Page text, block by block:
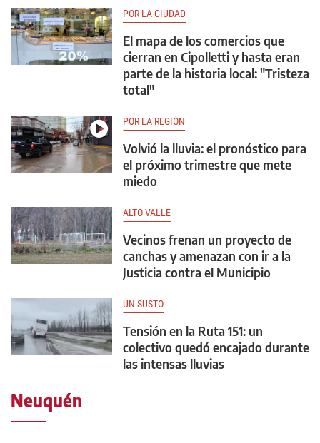
POR LA CIUDAD
El mapa de los comercios que
cierran en Cipolletti y hasta eran
parte de la historia local: "Tristeza
total"
POR LA REGIÓN
Volvió la lluvia: el pronóstico para
el próximo trimestre que mete
miedo
ALTO VALLE
Vecinos frenan un proyecto de
canchas y amenazan con ir a la
Justicia contra el Municipio
UN SUSTO
Tensión en la Ruta 151: un
colectivo quedó encajado durante
las intensas lluvias
Neuquén